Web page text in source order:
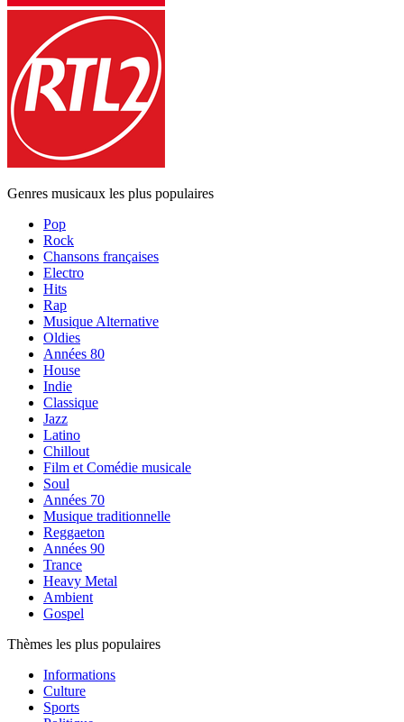
Genres musicaux les plus populaires
Pop
Rock
Chansons françaises
Electro
Hits
Rap
Musique Alternative
Oldies
Années 80
House
Indie
Classique
Jazz
Latino
Chillout
Film et Comédie musicale
Soul
Années 70
Musique traditionnelle
Reggaeton
Années 90
Trance
Heavy Metal
Ambient
Gospel
Thèmes les plus populaires
Informations
Culture
Sports